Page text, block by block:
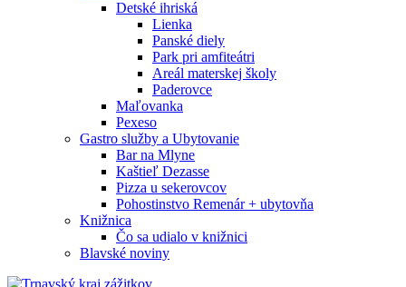
Detské ihriská
Lienka
Panské diely
Park pri amfiteátri
Areál materskej školy
Paderovce
Maľovanka
Pexeso
Gastro služby a Ubytovanie
Bar na Mlyne
Kaštieľ Dezasse
Pizza u sekerovcov
Pohostinstvo Remenár + ubytovňa
Knižnica
Čo sa udialo v knižnici
Blavské noviny